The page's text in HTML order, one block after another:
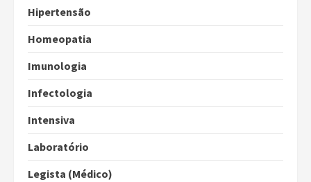
Hipertensão
Homeopatia
Imunologia
Infectologia
Intensiva
Laboratório
Legista (Médico)